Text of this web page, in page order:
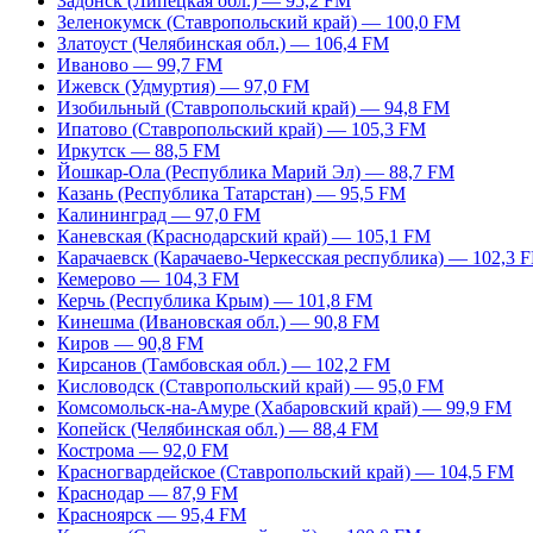
Зеленокумск (Ставропольский край) — 100,0 FM
Златоуст (Челябинская обл.) — 106,4 FM
Иваново — 99,7 FM
Ижевск (Удмуртия) — 97,0 FM
Изобильный (Ставропольский край) — 94,8 FM
Ипатово (Ставропольский край) — 105,3 FM
Иркутск — 88,5 FM
Йошкар-Ола (Республика Марий Эл) — 88,7 FM
Казань (Республика Татарстан) — 95,5 FM
Калининград — 97,0 FM
Каневская (Краснодарский край) — 105,1 FM
Карачаевск (Карачаево-Черкесская республика) — 102,3
Кемерово — 104,3 FM
Керчь (Республика Крым) — 101,8 FM
Кинешма (Ивановская обл.) — 90,8 FM
Киров — 90,8 FM
Кирсанов (Тамбовская обл.) — 102,2 FM
Кисловодск (Ставропольский край) — 95,0 FM
Комсомольск-на-Амуре (Хабаровский край) — 99,9 FM
Копейск (Челябинская обл.) — 88,4 FM
Кострома — 92,0 FM
Красногвардейское (Ставропольский край) — 104,5 FM
Краснодар — 87,9 FM
Красноярск — 95,4 FM